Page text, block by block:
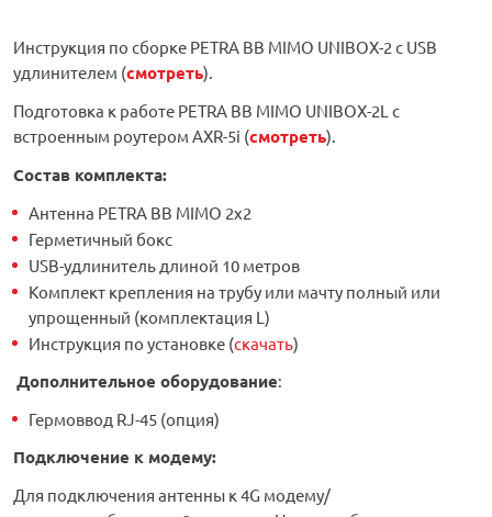
Инструкция по сборке PETRA BB MIMO UNIBOX-2 c USB
удлинителем (смотреть).
Подготовка к работе PETRA BB MIMO UNIBOX-2L с
встроенным роутером AXR-5i (смотреть).
Состав комплекта:
Антенна PETRA BB MIMO 2x2
Герметичный бокс
USB-удлинитель длиной 10 метров
Комплект крепления на трубу или мачту полный или
упрощенный (комплектация L)
Инструкция по установке (скачать)
Дополнительное оборудование:
Гермоввод RJ-45 (опция)
Подключение к модему:
Для подключения антенны к 4G модему/